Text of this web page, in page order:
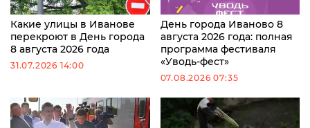
Какие улицы в Иванове
перекроют в День города
8 августа 2026 года
31.07.2026 14:00
День города Иваново 8
августа 2026 года: полная
программа фестиваля
«Уводь-фест»
07.08.2026 07:35